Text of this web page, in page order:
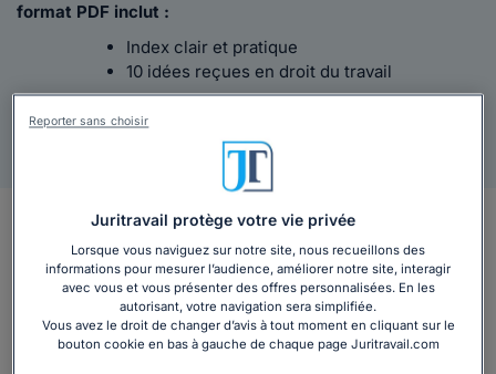
format PDF inclut :
Index clair et pratique
10 idées reçues en droit du travail
Ajouter au panier
Pour tous les acteurs du droit, les élus locaux, les
administrations, les professionnels de l'urbanisme
souhaitant comprendre l'organisation et le
fonctionnement des communes calédoniennes, leCode
Juritravail protège votre vie privée
Lorsque vous naviguez sur notre site, nous recueillons des
informations pour mesurer l’audience, améliorer notre site, interagir
avec vous et vous présenter des offres personnalisées. En les
autorisant, votre navigation sera simplifiée.
Vous avez le droit de changer d’avis à tout moment en cliquant sur le
bouton cookie en bas à gauche de chaque page Juritravail.com
Reporter sans choisir